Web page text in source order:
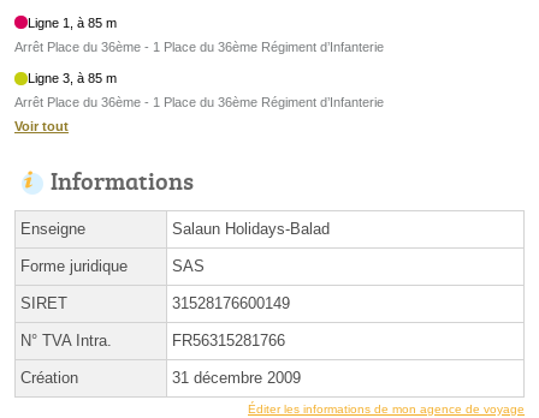
Ligne 1, à 85 m
Arrêt Place du 36ème - 1 Place du 36ème Régiment d’Infanterie
Ligne 3, à 85 m
Arrêt Place du 36ème - 1 Place du 36ème Régiment d’Infanterie
Voir tout
Informations
Enseigne Salaun Holidays-Balad
Forme juridique SAS
SIRET 31528176600149
N° TVA Intra. FR56315281766
Création 31 décembre 2009
Éditer les informations de mon agence de voyage